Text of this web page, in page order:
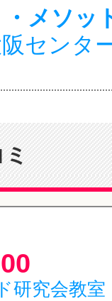
メソッ
センタ
研究会教